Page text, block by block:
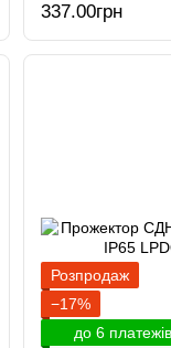
337.00грн
Розпродаж
−17%
до 6 платежів